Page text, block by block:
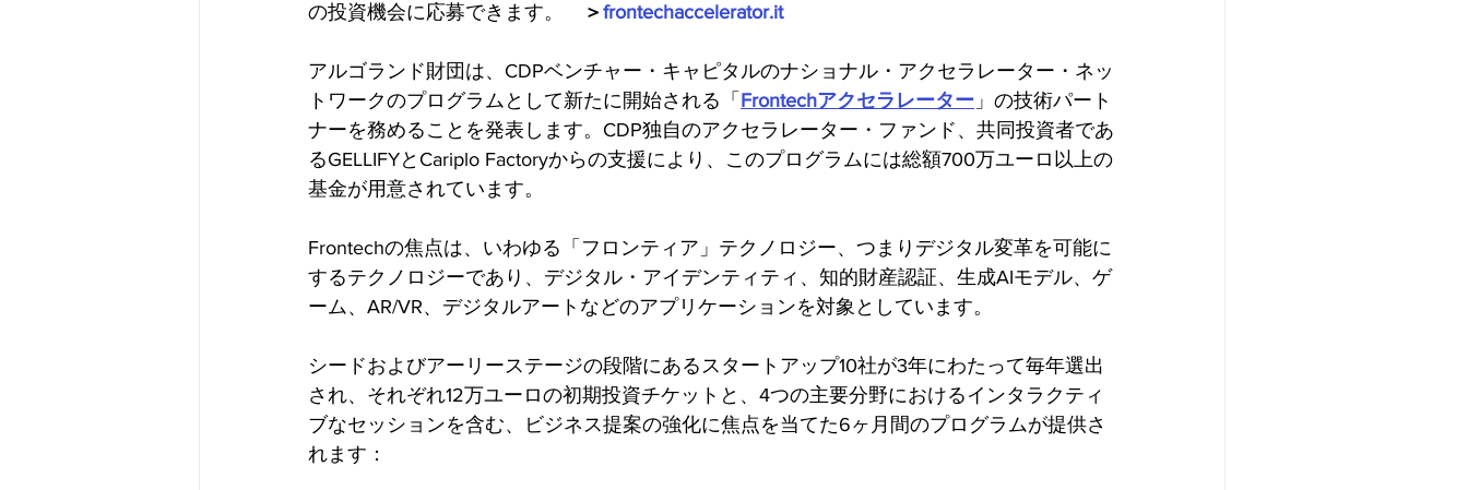
の投資機会に応募できます。
＞frontechaccelerator.it
アルゴランド財団は、CDPベンチャー・キャピタルのナショナル・アクセラレーター・ネッ
トワークのプログラムとして新たに開始される「 Frontechアクセラレーター 」の技術パート
ナーを務めることを発表します。CDP独自のアクセラレーター・ファンド、共同投資者であ
るGELLIFYとCariplo Factoryからの支援により、このプログラムには総額700万ユーロ以上の
基金が用意されています。
Frontechの焦点は、いわゆる「フロンティア」テクノロジー、つまりデジタル変革を可能に
するテクノロジーであり、デジタル・アイデンティティ、知的財産認証、生成AIモデル、ゲ
ーム、AR/VR、デジタルアートなどのアプリケーションを対象としています。
シードおよびアーリーステージの段階にあるスタートアップ10社が3年にわたって毎年選出
され、それぞれ12万ユーロの初期投資チケットと、4つの主要分野におけるインタラクティ
ブなセッションを含む、ビジネス提案の強化に焦点を当てた6ヶ月間のプログラムが提供さ
れます：